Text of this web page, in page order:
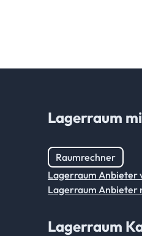
Lagerraum
Raumrechner
Lagerraum Anbieter
Lagerraum Anbieter
Lagerraum